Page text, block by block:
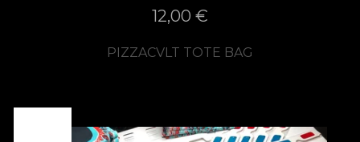
12,00 €
PIZZACVLT TOTE BAG